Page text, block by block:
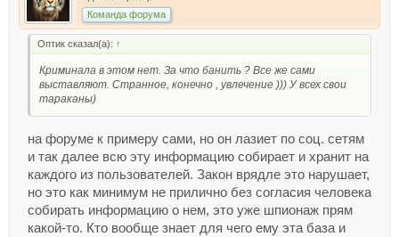
Команда форума
Оптик сказал(а): ↑
Криминала в этом нет. За что банить ? Все же сами
выставляют. Странное, конечно , увлечение ))) У всех свои
тараканы)
на форуме к примеру сами, но он лазиет по соц. сетям
и так далее всю эту информацию собирает и хранит на
каждого из пользователей. Закон врядле это нарушает,
но это как минимум не прилично без согласия человека
собирать информацию о нем, это уже шпионаж прям
какой-то. Кто вообще знает для чего ему эта база и